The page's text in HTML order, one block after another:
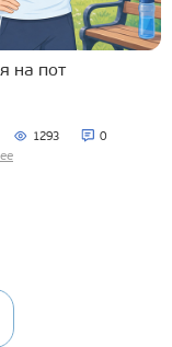
на пот
1293 0